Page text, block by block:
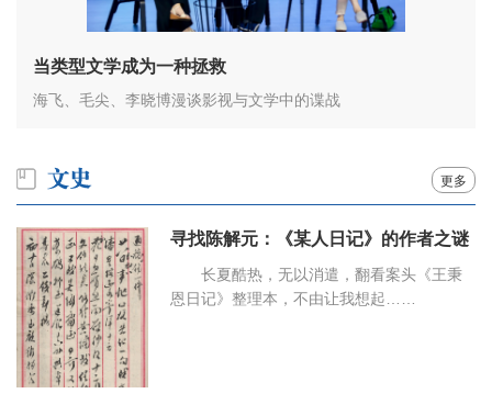
当类型文学成为一种拯救
海飞、毛尖、李晓博漫谈影视与文学中的谍战
更多
寻找陈解元：《某人日记》的作者之谜
长夏酷热，无以消遣，翻看案头《王秉
恩日记》整理本，不由让我想起……